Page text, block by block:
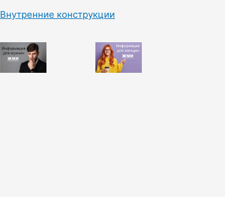
Внутренние конструкции